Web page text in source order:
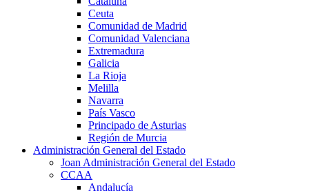
Ceuta
Comunidad de Madrid
Comunidad Valenciana
Extremadura
Galicia
La Rioja
Melilla
Navarra
País Vasco
Principado de Asturias
Región de Murcia
Administración General del Estado
Joan Administración General del Estado
CCAA
Andalucía